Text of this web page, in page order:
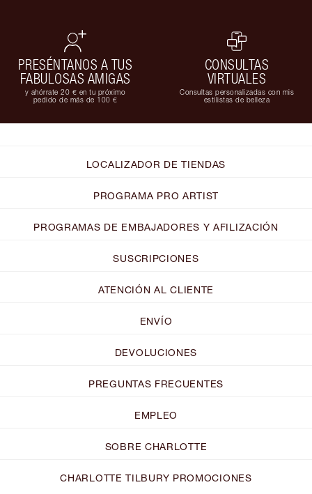
PRESÉNTANOS A TUS
FABULOSAS AMIGAS
y ahórrate 20 € en tu próximo
pedido de más de 100 €
CONSULTAS
VIRTUALES
Consultas personalizadas con mis
estilistas de belleza
LOCALIZADOR DE TIENDAS
PROGRAMA PRO ARTIST
PROGRAMAS DE EMBAJADORES Y AFILIZACIÓN
SUSCRIPCIONES
ATENCIÓN AL CLIENTE
ENVÍO
DEVOLUCIONES
PREGUNTAS FRECUENTES
EMPLEO
SOBRE CHARLOTTE
CHARLOTTE TILBURY PROMOCIONES